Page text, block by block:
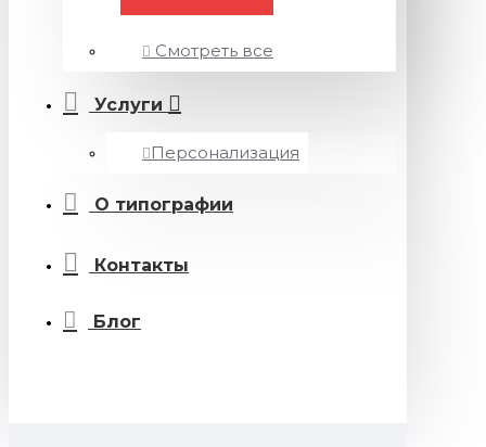
Смотреть все
Услуги
Персонализация
О типографии
Контакты
Блог